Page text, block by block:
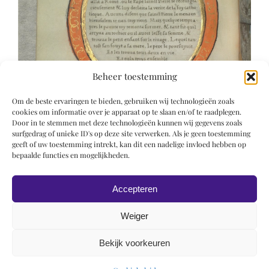
Beheer toestemming
Om de beste ervaringen te bieden, gebruiken wij technologieën zoals
cookies om informatie over je apparaat op te slaan en/of te raadplegen.
Door in te stemmen met deze technologieën kunnen wij gegevens zoals
surfgedrag of unieke ID's op deze site verwerken. Als je geen toestemming
geeft of uw toestemming intrekt, kan dit een nadelige invloed hebben op
bepaalde functies en mogelijkheden.
Accepteren
Weiger
Bekijk voorkeuren